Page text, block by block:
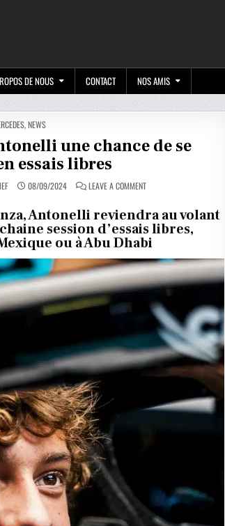
DE NOUS CONTACT NOS AMIS
,NEWS
une chance de se
essais libres
08/09/2024 LEAVE A COMMENTON
À
ANTONELLI
UNE
CHANCE
DE
RATTRAPER
EN
ESSAIS
LIBRES
Antonelli reviendra au volant
session d’essais libres,
ou à Abu Dhabi